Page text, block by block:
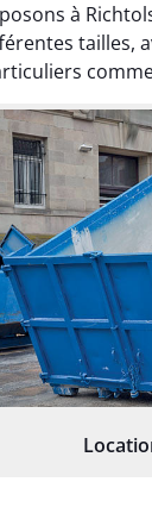
à
tailles,